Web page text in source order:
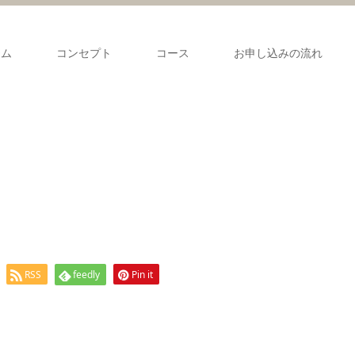
コンセプト コース お申し込みの流れ
RSS feedly Pin it